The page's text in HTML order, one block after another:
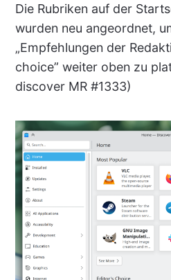
Die Rubriken auf der
wurden neu angeordnet,
„Empfehlungen der
choice” weiter oben zu
discover MR #1333)